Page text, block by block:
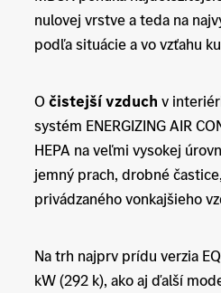
nulovej vrstve a teda na
podľa situácie a vo vzťahu
Očistejší vzduch v
systém ENERGIZING AIR
HEPA na veľmi vysokej
jemný prach, drobné
privádzaného vonkajšieho
Na trh najprv prídu verzia
kW (292 k), ako aj ďalší